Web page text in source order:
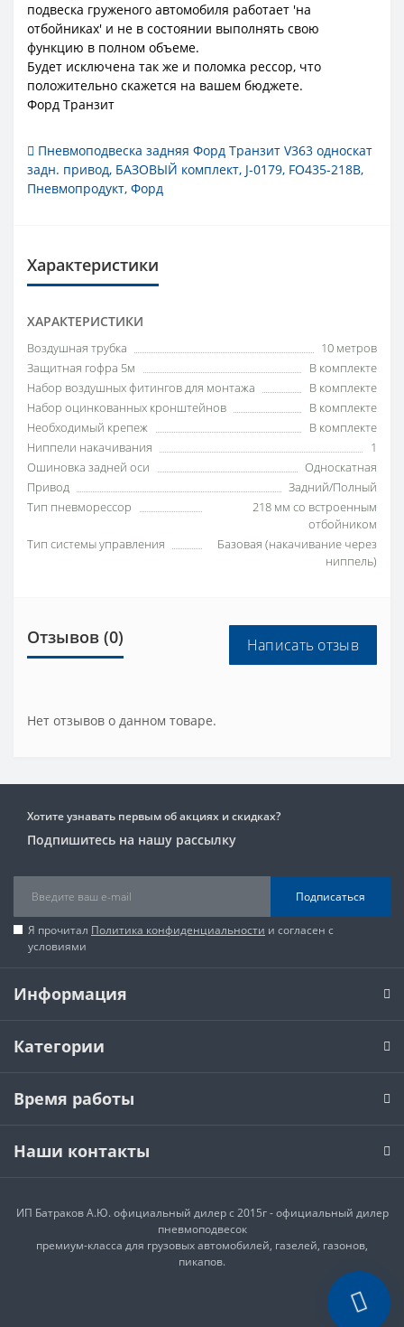
подвеска груженого автомобиля работает 'на
отбойниках' и не в состоянии выполнять свою
функцию в полном объеме.
Будет исключена так же и поломка рессор, что
положительно скажется на вашем бюджете.
Форд Транзит
Пневмоподвеска задняя Форд Транзит V363 односкат
задн. привод, БАЗОВЫЙ комплект, J-0179, FO435-218B,
Пневмопродукт, Форд
Характеристики
ХАРАКТЕРИСТИКИ
Воздушная трубка
10 метров
Защитная гофра 5м
В комплекте
Набор воздушных фитингов для монтажа
В комплекте
Набор оцинкованных кронштейнов
В комплекте
Необходимый крепеж
В комплекте
Ниппели накачивания
1
Ошиновка задней оси
Односкатная
Привод
Задний/Полный
Тип пневморессор
218 мм со встроенным
отбойником
Тип системы управления
Базовая (накачивание через
ниппель)
Отзывов (0) Написать отзыв
Нет отзывов о данном товаре.
Хотите узнавать первым об акциях и скидках?
Подпишитесь на нашу рассылку
Подписаться
Я прочитал Политика конфиденциальности и согласен с
условиями
Информация
Категории
Время работы
Наши контакты
ИП Батраков А.Ю. официальный дилер с 2015г - официальный дилер
пневмоподвесок
премиум-класса для грузовых автомобилей, газелей, газонов,
пикапов.